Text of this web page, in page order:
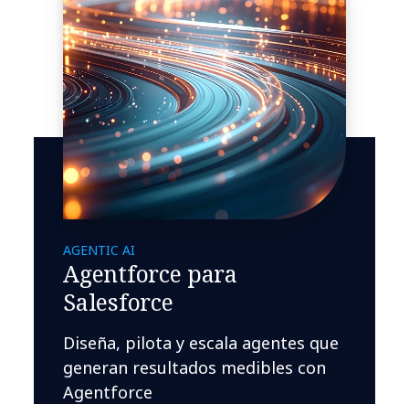
AGENTIC AI
Agentforce para
Salesforce
Diseña, pilota y escala agentes que
generan resultados medibles con
Agentforce